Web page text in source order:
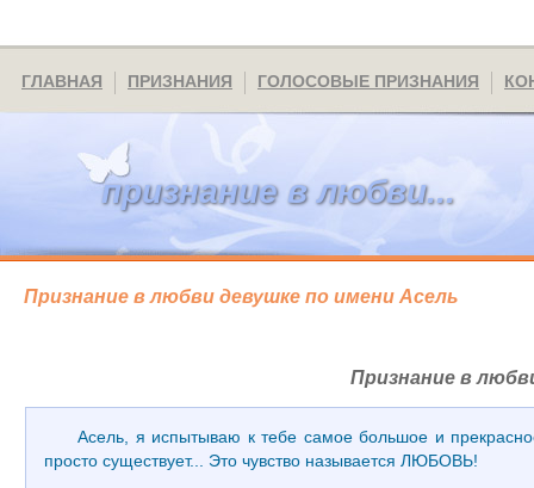
Признание в любви девушке по имени Асель
признание в любви...
ГЛАВНАЯ ПРИЗНАНИЯ ГОЛОСОВЫЕ ПРИЗНАНИЯ
Признание в
Асель, я испытываю к тебе самое большое и
просто существует... Это чувство называется ЛЮБОВЬ!